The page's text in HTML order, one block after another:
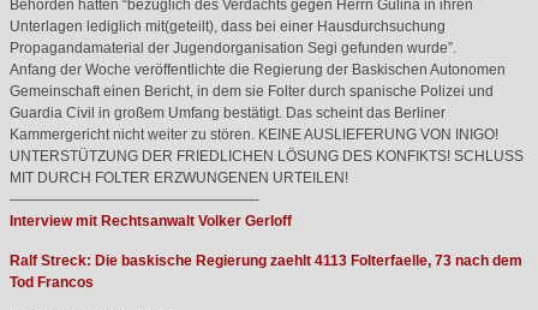
Behörden hätten “bezüglich des Verdachts gegen Herrn Gulina in ihren
Unterlagen lediglich mit(geteilt), dass bei einer Hausdurchsuchung
Propagandamaterial der Jugendorganisation Segi gefunden wurde”.
Anfang der Woche veröffentlichte die Regierung der Baskischen Autonomen
Gemeinschaft einen Bericht, in dem sie Folter durch spanische Polizei und
Guardia Civil in großem Umfang bestätigt. Das scheint das Berliner
Kammergericht nicht weiter zu stören. KEINEAUSLIEFERUNG VON INIGO!
UNTERSTÜTZUNG DER FRIEDLICHEN LÖSUNG DES KONFIKTS! SCHLUSS
MIT DURCH FOLTER ERZWUNGENEN URTEILEN !
—————————————————-
Interview mit Rechtsanwalt Volker Gerloff
Ralf Streck: Die baskische Regierung zaehlt 4113 Folterfaelle, 73 nach dem
Tod Francos